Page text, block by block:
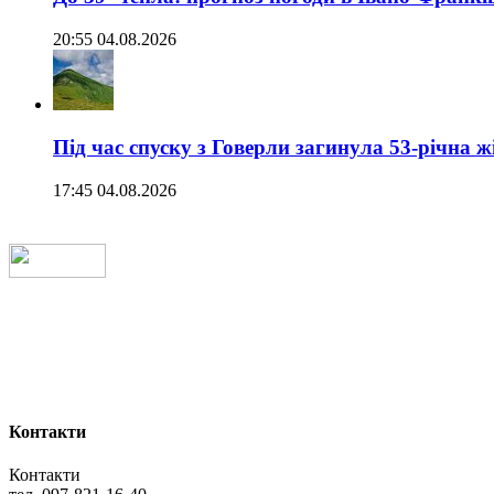
20:55 04.08.2026
Під час спуску з Говерли загинула 53-річна
17:45 04.08.2026
Контакти
Контакти